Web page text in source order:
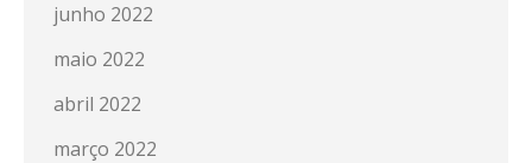
junho 2022
maio 2022
abril 2022
março 2022